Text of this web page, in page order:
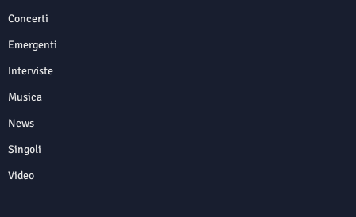
Concerti
Emergenti
Interviste
Musica
News
Singoli
Video